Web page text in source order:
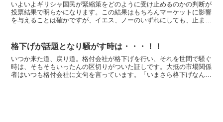
いよいよギリシャ国民が緊縮策をどのように受け止めるのかの判断が
投票結果で明らかになります。この結果はもちろんマーケットに影響
を与えることは確かですが、イエス、ノーのいずれにしても、止まっ
格下げが話題となり騒がす時は・・・！！
いつか来た道、戻り道。格付会社が格下げを行い、それを世間で騒ぐ
時は、そもそもいったんの区切りがついた証しです。大抵の市場関係
者はいつも格付会社に文句を言っています。「いまさら格下げなん